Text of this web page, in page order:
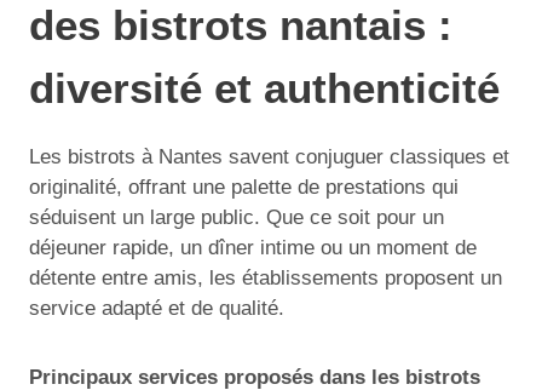
des bistrots nantais :
diversité et authenticité
Les bistrots à Nantes savent conjuguer classiques et
originalité, offrant une palette de prestations qui
séduisent un large public. Que ce soit pour un
déjeuner rapide, un dîner intime ou un moment de
détente entre amis, les établissements proposent un
service adapté et de qualité.
Principaux services proposés dans les bistrots